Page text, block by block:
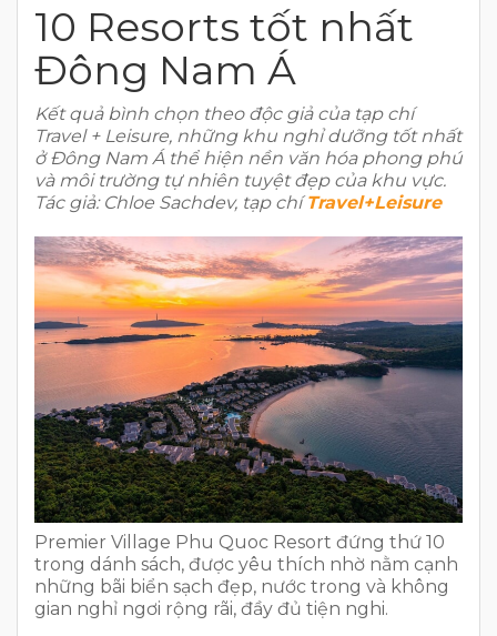
10 Resorts tốt nhất
Đông Nam Á
Kết quả bình chọn theo độc giả của tạp chí
Travel + Leisure, những khu nghỉ dưỡng tốt nhất
ở Đông Nam Á thể hiện nền văn hóa phong phú
và môi trường tự nhiên tuyệt đẹp của khu vực.
Tác giả: Chloe Sachdev, tạp chíTravel+Leisure
Premier Village Phu Quoc Resort đứng thứ 10
trong dánh sách, được yêu thích nhờ nằm cạnh
những bãi biển sạch đẹp, nước trong và không
gian nghỉ ngơi rộng rãi, đầy đủ tiện nghi.